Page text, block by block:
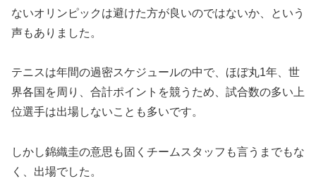
ないオリンピックは避けた方が良いのではないか、という
声もありました。
テニスは年間の過密スケジュールの中で、ほぼ丸1年、世
界各国を周り、合計ポイントを競うため、試合数の多い上
位選手は出場しないことも多いです。
しかし錦織圭の意思も固くチームスタッフも言うまでもな
く、出場でした。